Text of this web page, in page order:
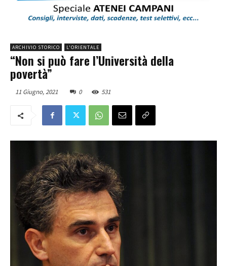
ARCHIVIO STORICO L'ORIENTALE
“Non si può fare l’Università della
povertà”
11 Giugno, 2021 0 531